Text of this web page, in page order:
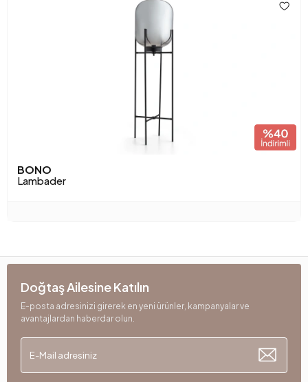
BONO
Lambader
Doğtaş Ailesine Katılın
E-posta adresinizi girerek en yeni ürünler, kampanyalar ve
avantajlardan haberdar olun.